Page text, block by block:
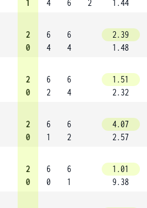
1 4 6 2
1.44
2
0
6
4
6
4
2.39
1.48
2
0
6
2
6
4
1.51
2.32
2
0
6
1
6
2
4.07
2.57
2
0
6
0
6
1
1.01
9.38